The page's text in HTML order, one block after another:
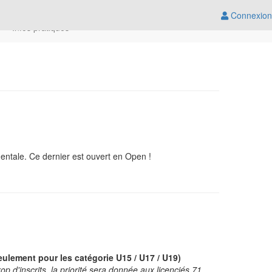
Connexion
Infos pratiques
Ce dernier est ouvert en Open !
pour les catégorie U15 / U17 / U19)
d'inscrits, la priorité sera donnée aux licenciés 71.